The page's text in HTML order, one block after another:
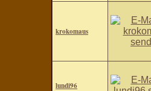
krokomaus
lundi96